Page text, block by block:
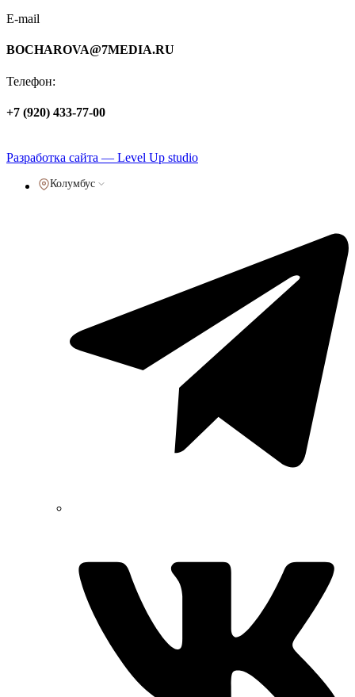
E-mail
BOCHAROVA@7MEDIA.RU
Телефон:
+7 (920) 433-77-00
Разработка сайта — Level Up studio
Колумбус